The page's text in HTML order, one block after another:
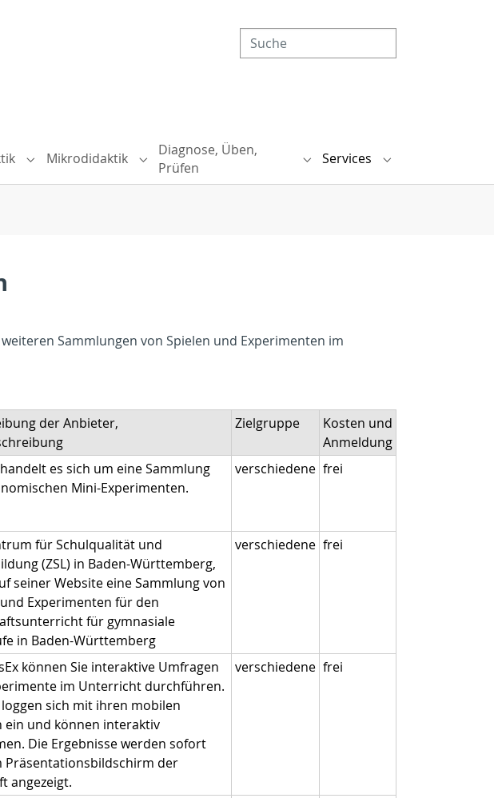
Ökonomische Bildung"
Submenu for "Makrodidaktik"
Mikrodidaktik Submenu for "Mikrodidaktik"
Diagnose, Üben,
Prüfen
Submenu for "Diagnose,
Services
Submenu for
Sammlungen von Spielen und Experimenten im
der Anbieter,
Zielgruppe
Kosten und
Anmeldung
es sich um eine Sammlung
Mini-Experimenten.
verschiedene frei
für Schulqualität und
(ZSL) in Baden-Württemberg,
seiner Website eine Sammlung von
Experimenten für den
für gymnasiale
in Baden-Württemberg
verschiedene frei
können Sie interaktive Umfragen
im Unterricht durchführen.
sich mit ihren mobilen
ein und können interaktiv
Die Ergebnisse werden sofort
Präsentationsbildschirm der
angezeigt.
verschiedene frei